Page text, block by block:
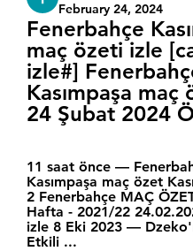
February 24, 2024
Fenerbahçe
maç özeti izle
izle#]
Kasımpaşa maç
24 Şubat 2024
11 saat önce —
Kasımpaşa maç özet
2 Fenerbahçe MAÇ
Hafta - 2021/22
izle 8 Eki 2023 —
Etkili ...